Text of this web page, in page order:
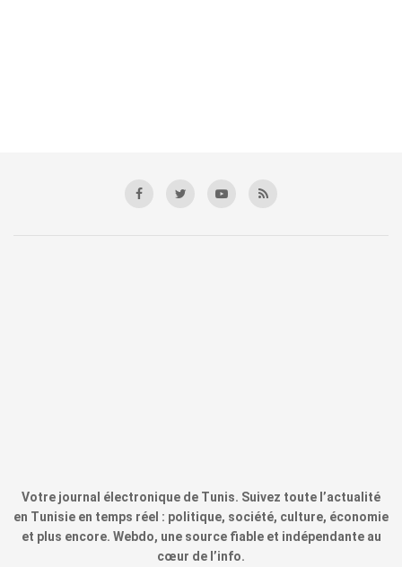
Votre journal électronique de Tunis. Suivez toute l’actualité
en Tunisie en temps réel : politique, société, culture, économie
et plus encore. Webdo, une source fiable et indépendante au
cœur de l’info.